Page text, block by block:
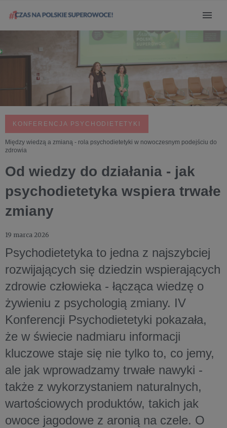
KONFERENCJA PSYCHODIETETYKI
Między wiedzą a zmianą - rola psychodietetyki w nowoczesnym podejściu do
zdrowia
Od wiedzy do działania - jak
psychodietetyka wspiera trwałe
zmiany
19 marca 2026
Psychodietetyka to jedna z najszybciej
rozwijających się dziedzin wspierających
zdrowie człowieka - łącząca wiedzę o
żywieniu z psychologią zmiany. IV
Konferencji Psychodietetyki pokazała,
że w świecie nadmiaru informacji
kluczowe staje się nie tylko to, co jemy,
ale jak wprowadzamy trwałe nawyki -
także z wykorzystaniem naturalnych,
wartościowych produktów, takich jak
owoce jagodowe z aronią na czele. O